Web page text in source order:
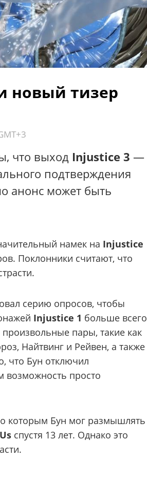
новый тизер
что выход Injustice 3 —
подтверждения
анонс может быть
намек на Injustice
Поклонники считают, что
серию опросов, чтобы
Injustice 1 больше всего
пары, такие как
Найтвинг и Рейвен, а также
что Бун отключил
возможность просто
которым Бун мог размышлять
спустя 13 лет. Однако это